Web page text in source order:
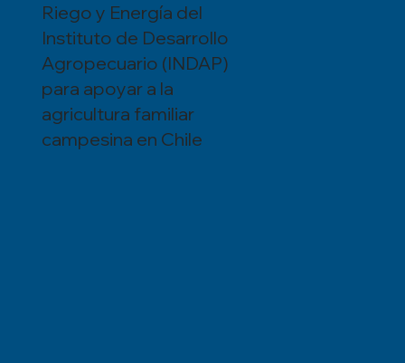
Riego y Energía del
Instituto de Desarrollo
Agropecuario (INDAP)
para apoyar a la
agricultura familiar
campesina en Chile